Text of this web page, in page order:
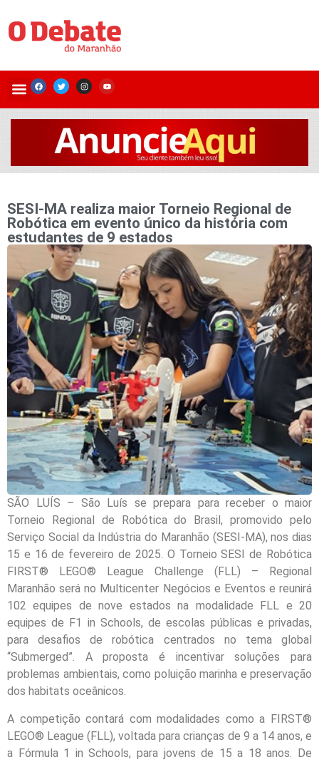
SESI-MA realiza maior Torneio Regional de
Robótica em evento único da história com
estudantes de 9 estados
SÃO LUÍS – São Luís se prepara para receber o maior
Torneio Regional de Robótica do Brasil, promovido pelo
Serviço Social da Indústria do Maranhão (SESI-MA), nos dias
15 e 16 de fevereiro de 2025. O Torneio SESI de Robótica
FIRST® LEGO® League Challenge (FLL) – Regional
Maranhão será no Multicenter Negócios e Eventos e reunirá
102 equipes de nove estados na modalidade FLL e 20
equipes de F1 in Schools, de escolas públicas e privadas,
para desafios de robótica centrados no tema global
“Submerged”. A proposta é incentivar soluções para
problemas ambientais, como poluição marinha e preservação
dos habitats oceânicos.
A competição contará com modalidades como a FIRST®
LEGO® League (FLL), voltada para crianças de 9 a 14 anos, e
a Fórmula 1 in Schools, para jovens de 15 a 18 anos. De